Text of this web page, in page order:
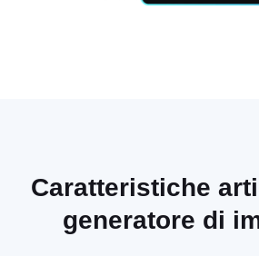
Caratteristiche
generatore di